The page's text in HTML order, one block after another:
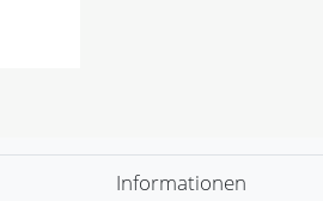
Informationen